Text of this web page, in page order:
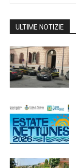
ULTIME NOTIZIE